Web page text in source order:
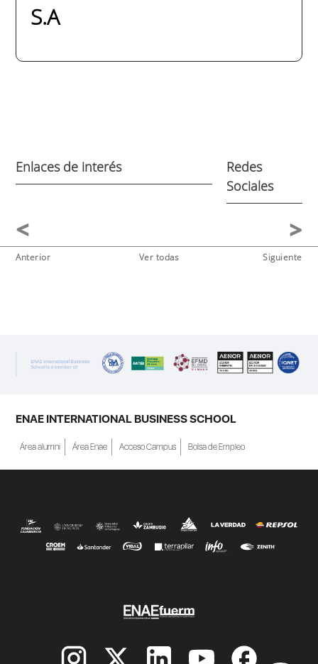
S.A
Enlaces de interés
Redes
Sociales
Anterior Ver todas Siguiente
ENAE INTERNATIONAL BUSINESS SCHOOL
Área alumni Área Enae Acceso Campus Bolsa de Empleo